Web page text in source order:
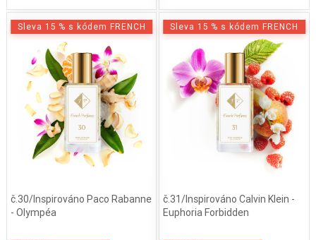
Sleva 15 % s kódem FRENCH
č.30/Inspirováno Paco Rabanne
- Olympéa
Sleva 15 % s kódem FRENCH
č.31/Inspirováno Calvin Klein -
Euphoria Forbidden